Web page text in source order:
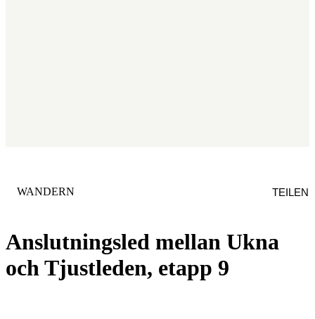
Anslutningsled mellan Ukna
och Tjustleden, etapp 9
KATEGORIE
WANDERN TEILEN